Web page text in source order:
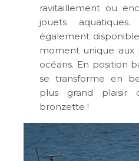
ravitaillement ou
jouets
également
moment unique aux
océans. En position
se transforme en
plus grand plaisir
bronzette !